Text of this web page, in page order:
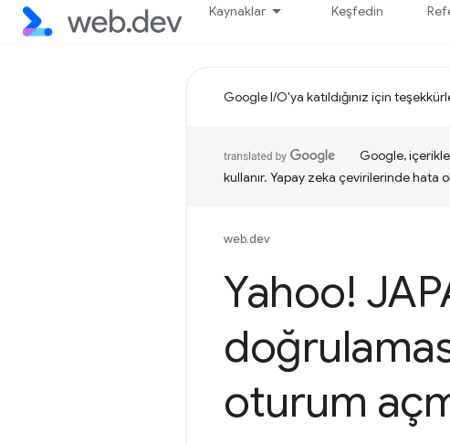
Kaynaklar Keşfedin
Google I/O'ya katıldığınız için
Google,
kullanır. Yapay zeka çevirilerinde hata
web.dev
Yahoo!
oturum